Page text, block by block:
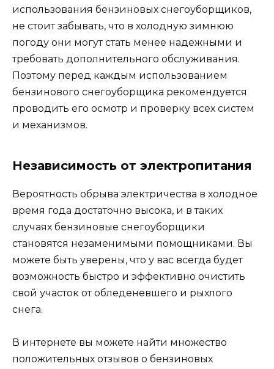
использования бензиновых снегоуборщиков,
не стоит забывать, что в холодную зимнюю
погоду они могут стать менее надежными и
требовать дополнительного обслуживания.
Поэтому перед каждым использованием
бензинового снегоуборщика рекомендуется
проводить его осмотр и проверку всех систем
и механизмов.
Независимость от электропитания
Вероятность обрыва электричества в холодное
время года достаточно высока, и в таких
случаях бензиновые снегоуборщики
становятся незаменимыми помощниками. Вы
можете быть уверены, что у вас всегда будет
возможность быстро и эффективно очистить
свой участок от обледеневшего и рыхлого
снега.
В интернете вы можете найти множество
положительных отзывов о бензиновых